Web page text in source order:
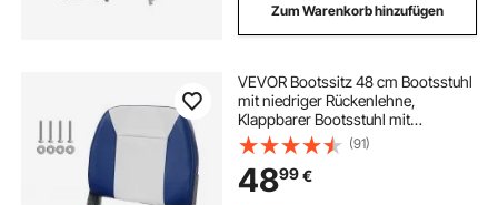
Zum Warenkorb hinzufügen
VEVOR Bootssitz 48 cm Bootsstuhl
mit niedriger Rückenlehne,
Klappbarer Bootsstuhl mit
Verdickter Schwammpolsterung
und Scharnier, Herunterklappbarer
Bootskapitänsstuhl für Fischerboot,
Ausflugsboot
(91)
4899€